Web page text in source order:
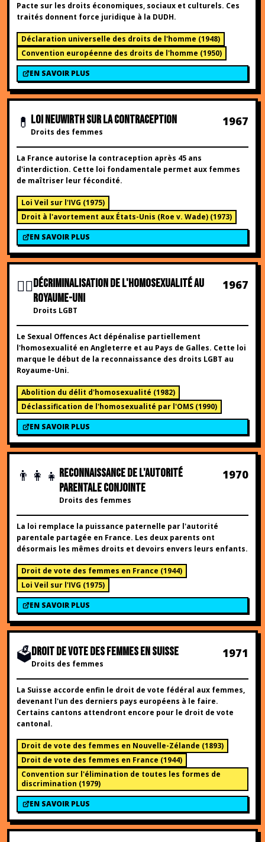
Pacte sur les droits économiques, sociaux et culturels. Ces
traités donnent force juridique à la DUDH.
Déclaration universelle des droits de l'homme (1948)
Convention européenne des droits de l'homme (1950)
EN SAVOIR PLUS
💊 LOI NEUWIRTH SUR LA CONTRACEPTION
Droits des femmes
1967
La France autorise la contraception après 45 ans
d'interdiction. Cette loi fondamentale permet aux femmes
de maîtriser leur fécondité.
Loi Veil sur l'IVG (1975)
Droit à l'avortement aux États-Unis (Roe v. Wade) (1973)
EN SAVOIR PLUS
🏳️‍🌈DÉCRIMINALISATION DE L'HOMOSEXUALITÉ AU
ROYAUME-UNI
Droits LGBT
1967
Le Sexual Offences Act dépénalise partiellement
l'homosexualité en Angleterre et au Pays de Galles. Cette loi
marque le début de la reconnaissance des droits LGBT au
Royaume-Uni.
Abolition du délit d'homosexualité (1982)
Déclassification de l'homosexualité par l'OMS (1990)
EN SAVOIR PLUS
👨‍👩‍👧 RECONNAISSANCE DE L'AUTORITÉ
PARENTALE CONJOINTE
Droits des femmes
1970
La loi remplace la puissance paternelle par l'autorité
parentale partagée en France. Les deux parents ont
désormais les mêmes droits et devoirs envers leurs enfants.
Droit de vote des femmes en France (1944)
Loi Veil sur l'IVG (1975)
EN SAVOIR PLUS
🗳️DROIT DE VOTE DES FEMMES EN SUISSE
Droits des femmes
1971
La Suisse accorde enfin le droit de vote fédéral aux femmes,
devenant l'un des derniers pays européens à le faire.
Certains cantons attendront encore pour le droit de vote
cantonal.
Droit de vote des femmes en Nouvelle-Zélande (1893)
Droit de vote des femmes en France (1944)
Convention sur l'élimination de toutes les formes de
discrimination (1979)
EN SAVOIR PLUS